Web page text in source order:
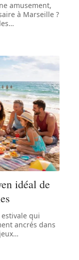
amusement,
à Marseille ?
…
idéal de
qui
ancrés dans
…